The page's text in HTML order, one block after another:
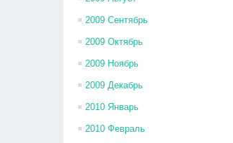
2009 Сентябрь
2009 Октябрь
2009 Ноябрь
2009 Декабрь
2010 Январь
2010 Февраль